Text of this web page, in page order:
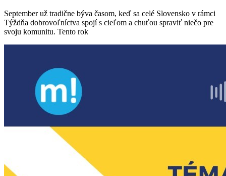
September už tradične býva časom, keď sa celé Slovensko v rámci
Týždňa dobrovoľníctva spojí s cieľom a chuťou spraviť niečo pre
svoju komunitu. Tento rok